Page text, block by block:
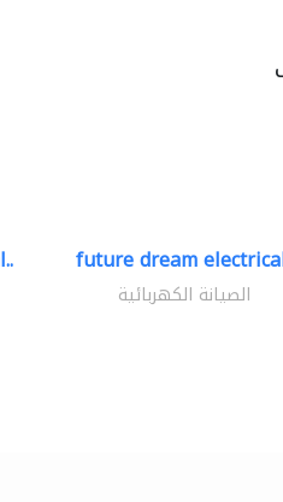
future dream
الصيانة الكهربائية